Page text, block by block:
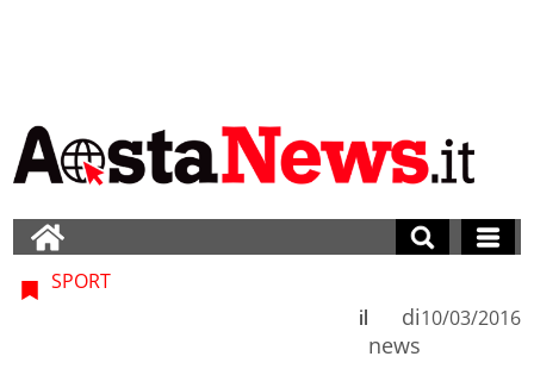
SPORT
di
news
il 10/03/2016